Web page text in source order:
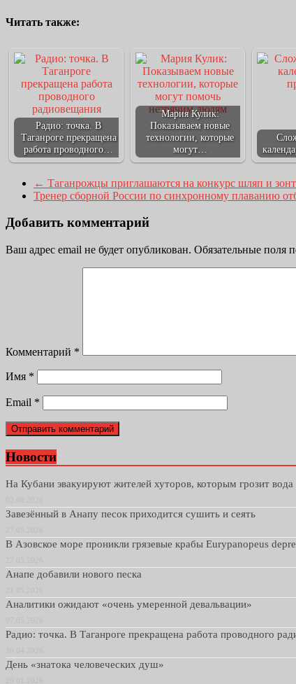
Читать также:
Радио: точка. В
Таганроге прекращена
работа проводного…
Мария Кулик:
Показываем новые
технологии, которые
могут…
← Таганрожцы приглашаются на конкурс шляп и
Тренер сборной России по синхронному плаванию
Добавить комментарий
Ваш адрес email не будет опубликован. Обязательные поля
Комментарий *
Имя *
Email *
Новости
На Кубани эвакуируют жителей хуторов, которым грозит вода
Завезённый в Анапу песок приходится сушить и сеять
В Азовское море проникли грязевые крабы Eurypanopeus
Анапе добавили нового песка
Аналитики ожидают «очень умеренной девальвации»
Радио: точка. В Таганроге прекращена работа проводного
День «знатока человеческих душ»